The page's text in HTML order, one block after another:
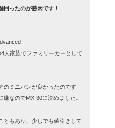
回ったのが勝因です！
人家族でファミリーカーとして
のミニバンが良かったのです
嫌なのでMX-30に決めました。
ともあり、少しでも値引きして